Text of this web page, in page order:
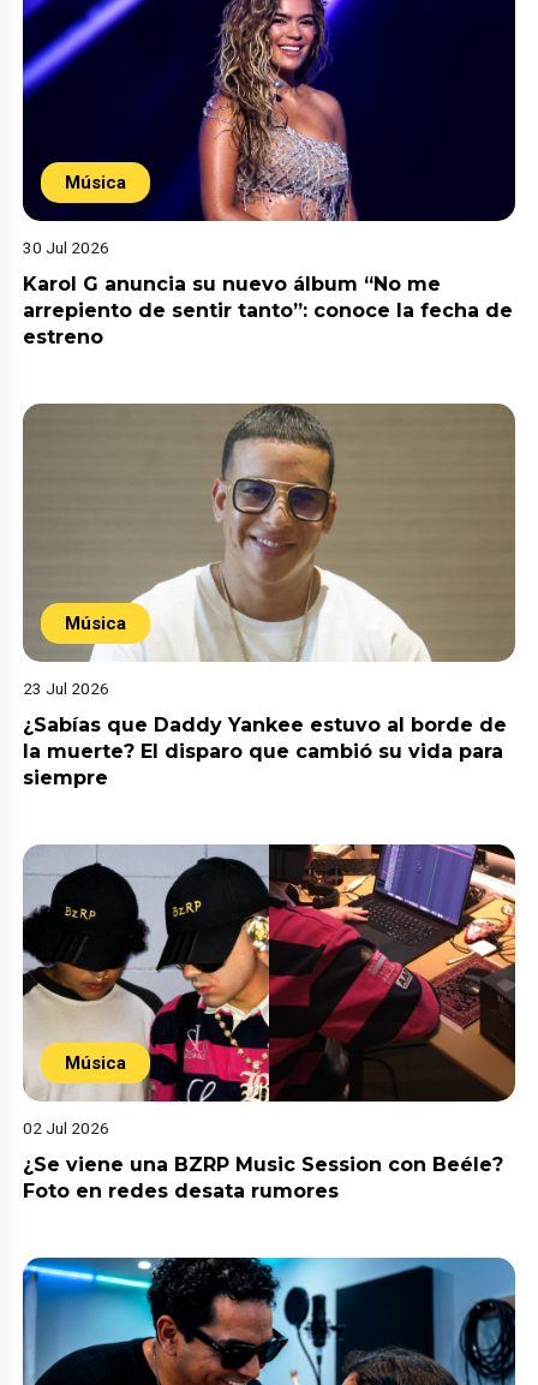
Música
30 Jul 2026
Karol G anuncia su nuevo álbum “No me
arrepiento de sentir tanto”: conoce la fecha de
estreno
Música
23 Jul 2026
¿Sabías que Daddy Yankee estuvo al borde de
la muerte? El disparo que cambió su vida para
siempre
Música
02 Jul 2026
¿Se viene una BZRP Music Session con Beéle?
Foto en redes desata rumores